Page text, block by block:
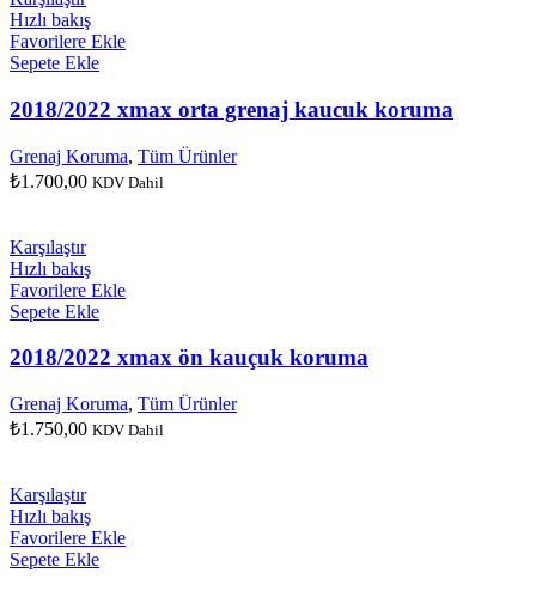
Hızlı bakış
Favorilere Ekle
Sepete Ekle
2018/2022 xmax orta grenaj kaucuk koruma
Grenaj Koruma, Tüm Ürünler
₺1.700,00 KDV Dahil
Karşılaştır
Hızlı bakış
Favorilere Ekle
Sepete Ekle
2018/2022 xmax ön kauçuk koruma
Grenaj Koruma, Tüm Ürünler
₺1.750,00 KDV Dahil
Karşılaştır
Hızlı bakış
Favorilere Ekle
Sepete Ekle